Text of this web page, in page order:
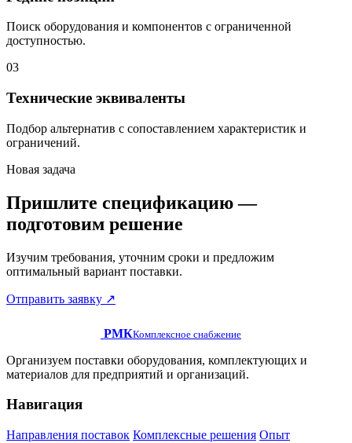
Поиск оборудования и компонентов с ограниченной
доступностью.
03
Технические эквиваленты
Подбор альтернатив с сопоставлением характеристик и
ограничений.
Новая задача
Пришлите спецификацию —
подготовим решение
Изучим требования, уточним сроки и предложим
оптимальный вариант поставки.
Отправить заявку ↗
РМККомплексное снабжение
Организуем поставки оборудования, комплектующих и
материалов для предприятий и организаций.
Навигация
Направления поставок Комплексные решения Опыт